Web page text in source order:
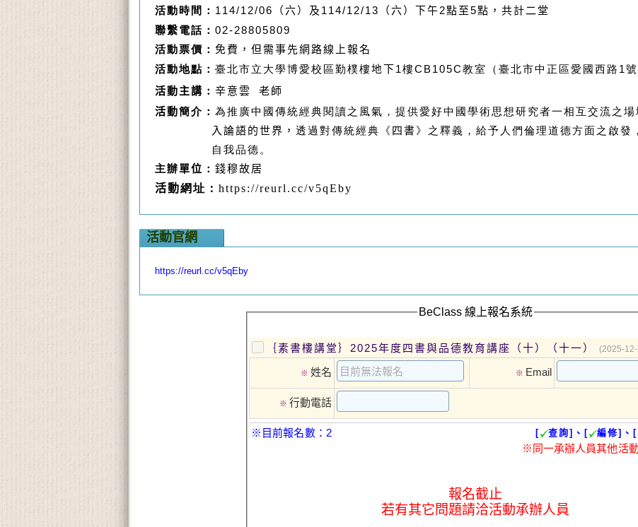
活動時間： 114/12/06 （六）及 114/12/13 （六）下午2點至5點，共計二堂
聯繫電話： 02-28805809
活動票價： 免費，但 需事先網路線上報名
活動地點： 臺北市立大學博愛校區勤樸樓地下 1樓CB105C教室（臺北市中正區愛國西路 1號
活動主講 ： 辛意雲
老師
活動簡介： 為推廣中國傳統經典閱讀之風氣，提供愛好中國學術思想研究者一相互交流之場
入論語的世界，透過對傳統經典《 四書》之釋義，給予人們倫理道德方面之啟發
自我品德。
主辦單位 ： 錢穆故居
活動網址： https://reurl.cc/v5qEby
活動官網
https://reurl.cc/v5qEby
BeClass 線上報名系統
｛素書樓講堂｝2025年度四書與品德教育講座（十）（十一） (2025-
※ 姓名 ※ Email
※ 行動電話
※目前報名數：2 [ 查詢]、[ 編修]、[
※同一承辦人員其他活
報名截止
若有其它問題請洽活動承辦人員